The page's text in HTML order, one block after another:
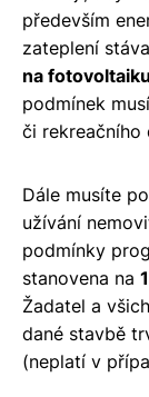
především
zateplení
na
podmínek
či rekreačního
Dále musíte
užívání
podmínky
stanovena na
Žadatel a
dané stavbě
(neplatí v